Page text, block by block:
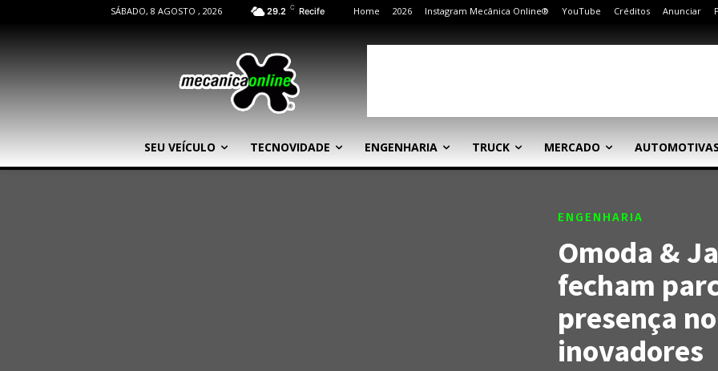
SÁBADO, 8 AGOSTO , 2026 29.2 C Recife Home 2026 Instagram Mecânica Online® YouTube Créditos Anunciar
SEU VEÍCULO TECNOVIDADE ENGENHARIA TRUCK MERCADO AUTOMOTIVAS
ENGENHARIA
Omoda &
fecham
presença
inovadores